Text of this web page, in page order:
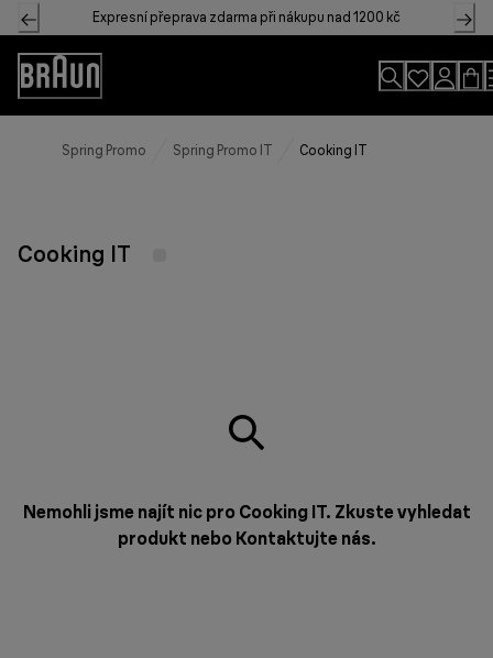
Skip
to
Content
Expresní přeprava zdarma při nákupu nad 1200 kč
Accessibility
Statement
Spring Promo Spring Promo IT Cooking IT
Cooking IT
Nemohli jsme najít nic pro Cooking IT. Zkuste vyhledat
produkt nebo Kontaktujte nás.